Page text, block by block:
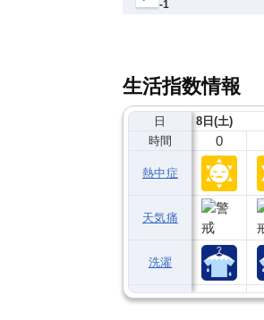
生活指数情報
日
時間
熱中症
天気痛
洗濯
8日(土)
0